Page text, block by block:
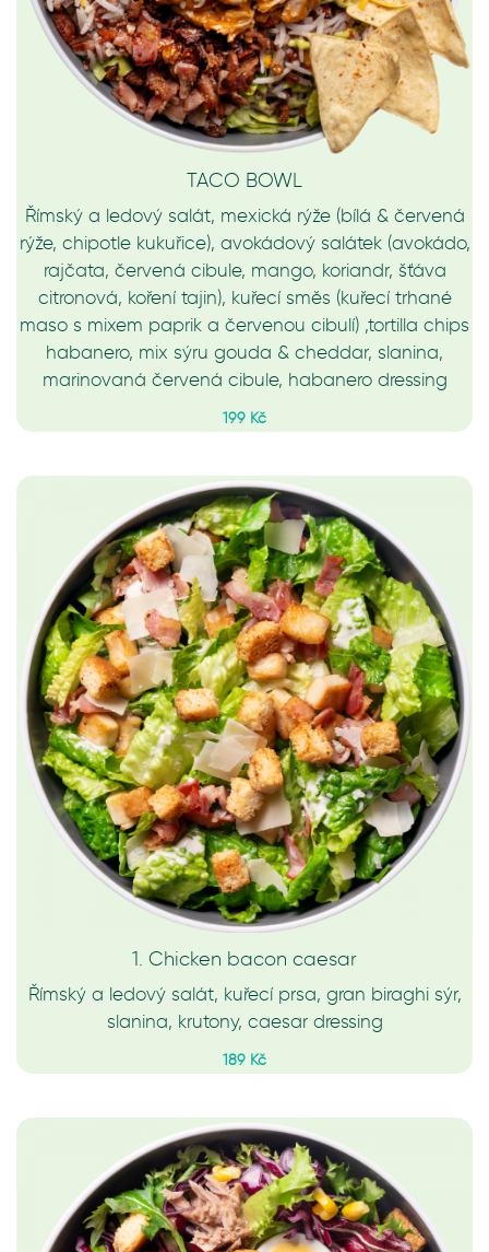
TACO BOWL
Římský a ledový salát, mexická rýže (bílá & červená
rýže, chipotle kukuřice), avokádový salátek (avokádo,
rajčata, červená cibule, mango, koriandr, šťáva
citronová, koření tajin), kuřecí směs (kuřecí trhané
maso s mixem paprik a červenou cibulí) ,tortilla chips
habanero, mix sýru gouda & cheddar, slanina,
marinovaná červená cibule, habanero dressing
199 Kč
1. Chicken bacon caesar
Římský a ledový salát, kuřecí prsa, gran biraghi sýr,
slanina, krutony, caesar dressing
189 Kč